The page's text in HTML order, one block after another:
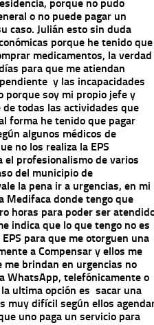
porque no pudo
o no puede pagar un
caso. Julián esto sin duda
porque he tenido que
medicamentos, la verdad
para que me atiendan
y las incapacidades
porque soy mi propio jefe y
todas las actividades que
forma he tenido que pagar
algunos médicos de
no los realiza la EPS
el profesionalismo de varios
del municipio de
la pena ir a urgencias, en mi
Medifaca donde tengo que
horas para poder ser
indica que lo que tengo no es
para que me otorguen una
a Compensar y ellos me
me brindan en urgencias no
WhatsApp, telefónicamente o
ultima opción es sacar una
muy difícil según ellos
uno paga un servicio para